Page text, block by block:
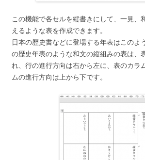
この機能で各セルを縦書きにして、一見、
えるような表を作成できます。
日本の歴史書などに登場する年表はこのよ
の歴史年表のような和文の縦組みの表は、
れ、行の進行方向は右から左に、表のカラ
ムの進行方向は上から下です。